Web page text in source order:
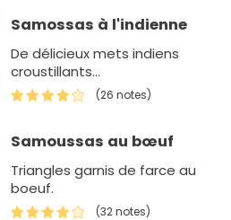
Samossas à l'indienne
De délicieux mets indiens
croustillants...
(26 notes)
Samoussas au bœuf
Triangles garnis de farce au
boeuf.
(32 notes)